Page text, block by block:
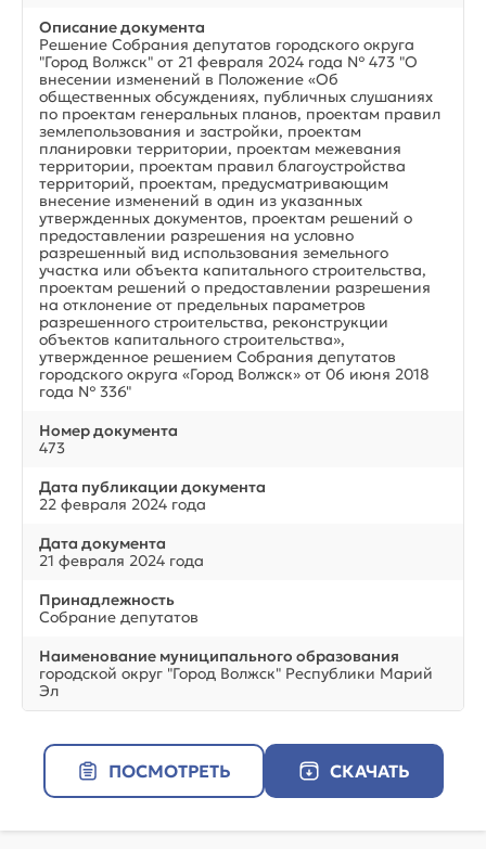
Описание документа
Решение Собрания депутатов городского округа
"Город Волжск" от 21 февраля 2024 года № 473 "О
внесении изменений в Положение «Об
общественных обсуждениях, публичных слушаниях
по проектам генеральных планов, проектам правил
землепользования и застройки, проектам
планировки территории, проектам межевания
территории, проектам правил благоустройства
территорий, проектам, предусматривающим
внесение изменений в один из указанных
утвержденных документов, проектам решений о
предоставлении разрешения на условно
разрешенный вид использования земельного
участка или объекта капитального строительства,
проектам решений о предоставлении разрешения
на отклонение от предельных параметров
разрешенного строительства, реконструкции
объектов капитального строительства»,
утвержденное решением Собрания депутатов
городского округа «Город Волжск» от 06 июня 2018
года № 336"
Номер документа
473
Дата публикации документа
22 февраля 2024 года
Дата документа
21 февраля 2024 года
Принадлежность
Собрание депутатов
Наименование муниципального образования
городской округ "Город Волжск" Республики Марий
Эл
ПОСМОТРЕТЬ СКАЧАТЬ